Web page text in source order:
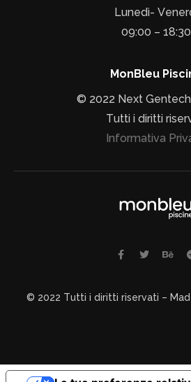
Lunedì-
09:00 – 18:30
MonBleu
© 2022 Next Gentech
Tutti i diritti
Informativa
© 2022 Tutti i diritti riservati –